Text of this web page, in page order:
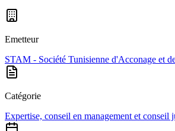
Emetteur
STAM - Société Tunisienne d'Acconage et
Catégorie
Expertise, conseil en management et conseil